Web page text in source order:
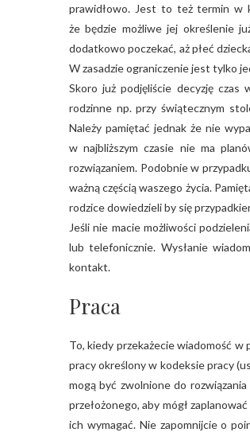
prawidłowo. Jest to też termin w
że będzie możliwe jej określenie
dodatkowo poczekać, aż płeć
W zasadzie ograniczenie jest tylko
Skoro już podjęliście decyzję
rodzinne np. przy świątecznym
Należy pamiętać jednak że nie
w najbliższym czasie nie ma
rozwiązaniem. Podobnie w
ważną częścią waszego życia.
rodzice dowiedzieli by się
Jeśli nie macie możliwości
lub telefonicznie. Wysłanie
kontakt.
Praca
To, kiedy przekażecie wiadomość
pracy określony w kodeksie pracy
mogą być zwolnione do
przełożonego, aby mógł
ich wymagać. Nie zapomnijcie o